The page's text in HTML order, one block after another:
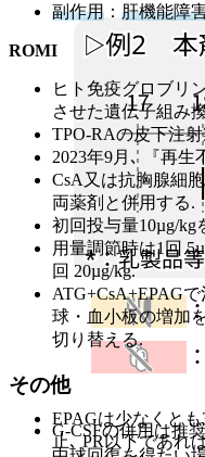
副作用 ： 肝機能障
ROMI
ヒト免疫グロブリ
させた遺伝子組み
TPO-RAの皮下注
2023年9月､ 『再
CsA又は抗胸腺細
両薬剤と併用する.
初回投与量10µg/kg
用量調節時は1回
回 20µg/kg.
ATG+CsA+EPAG
球・血小板の増加
切り替える.
その他
G-CSFの併用は推
EPAGは少なくと
止､ PR以下であれ